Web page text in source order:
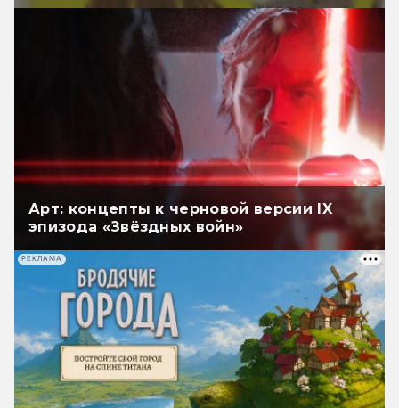
Арт: концепты к черновой версии IX
эпизода «Звёздных войн»
РЕКЛАМА